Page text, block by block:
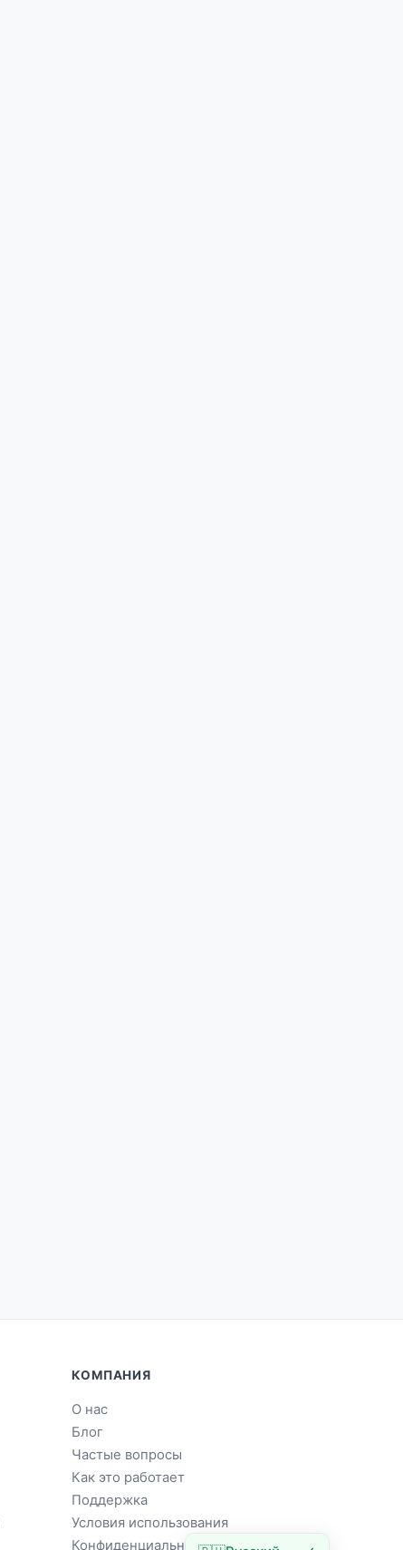
КОМПАНИЯ
О нас
Блог
Частые вопросы
Как это работает
Поддержка
Условия использования
Конфиденциальность